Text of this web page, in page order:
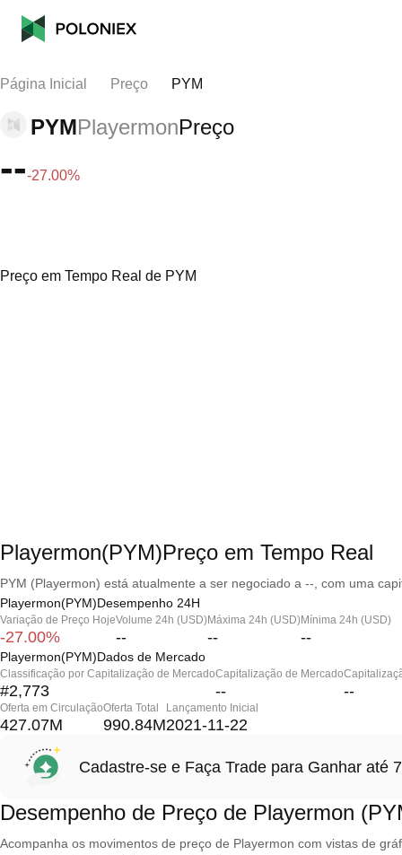
Página Inicial Preço PYM
PYMPlayermonPreço
---27.00%
Preço em Tempo Real de PYM
Playermon(PYM)Preço em Tempo Real
PYM (Playermon) está atualmente a ser negociado a --, com uma
Playermon(PYM)Desempenho 24H
Variação de Preço Hoje
-27.00%
Volume 24h (USD)
--
Máxima 24h (USD)
--
Mínima 24h (USD)
--
Playermon(PYM)Dados de Mercado
Classificação por Capitalização de Mercado
#2,773
Capitalização de Mercado
-- --
Oferta em Circulação
427.07M
Oferta Total
990.84M
Lançamento Inicial
2021-11-22
Cadastre-se e Faça Trade para Ganhar até
Desempenho de Preço de Playermon
Acompanha os movimentos de preço de Playermon com vistas de